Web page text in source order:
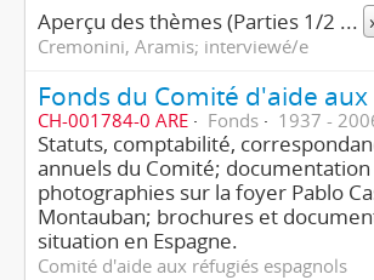
Aperçu des thèmes (Parties 1/2 ...
Cremonini, Aramis; interviewé/e
CH-001784-0 ARE Fonds 1937 -
Statuts, comptabilité,
annuels du Comité;
photographies sur la foyer Pablo
Montauban; brochures et
situation en Espagne.
Comité d'aide aux réfugiés espagnols